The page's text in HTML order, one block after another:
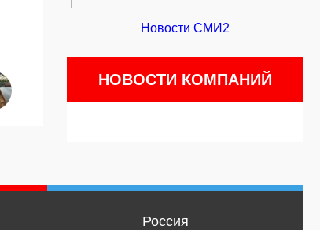
Новости СМИ2
НОВОСТИ КОМПАНИЙ
Россия